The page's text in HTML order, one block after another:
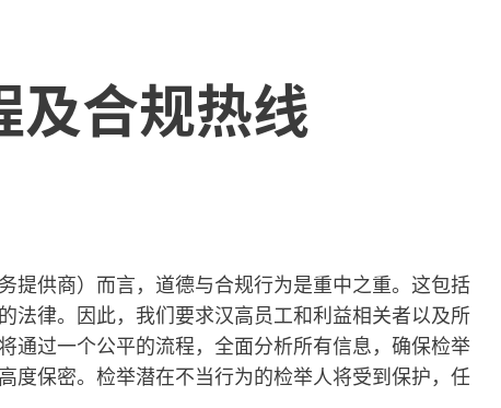
汉高成立150周年
150年的先锋精神，
标推动时代进步。
遇，凭借创新、可
上海
在中国
们携手
行业领
及合规热线
提供商）而言，道德与合规行为是重中之重。这包括
法律。因此，我们要求汉高员工和利益相关者以及所
通过一个公平的流程，全面分析所有信息，确保检举
度保密。检举潜在不当行为的检举人将受到保护，任